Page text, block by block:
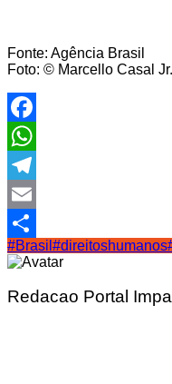
Fonte: Agência Brasil
Foto: © Marcello Casal
Facebook
WhatsApp
Telegram
Email
Share
#Brasil #direitoshumanos
Redacao Portal